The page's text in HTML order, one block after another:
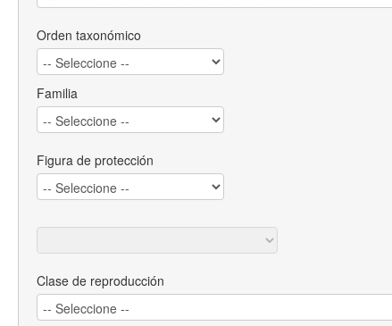
Orden taxonómico
Familia
Figura de protección
Clase de reproducción